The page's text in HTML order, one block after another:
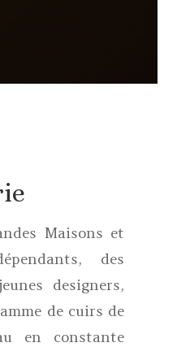
Maisons et
des
designers,
de cuirs de
en constante